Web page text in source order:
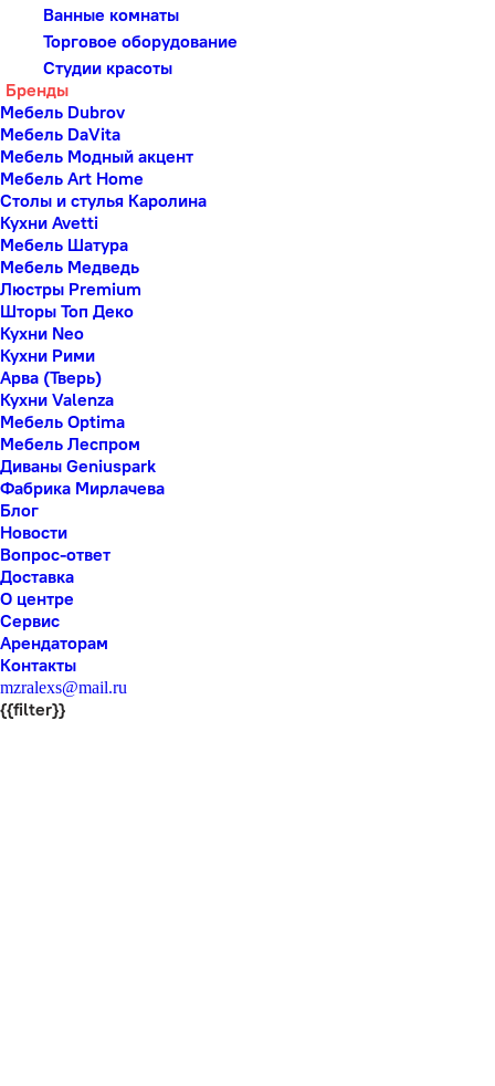
Ванные комнаты
Торговое оборудование
Студии красоты
Бренды
Мебель Dubrov
Мебель DaVita
Мебель Модный акцент
Мебель Art Home
Столы и стулья Каролина
Кухни Avetti
Мебель Шатура
Мебель Медведь
Люстры Premium
Шторы Топ Деко
Кухни Neo
Кухни Рими
Арва (Тверь)
Кухни Valenza
Мебель Optima
Мебель Леспром
Диваны Geniuspark
Фабрика Мирлачева
Блог
Новости
Вопрос-ответ
Доставка
О центре
Сервис
Арендаторам
Контакты
mzralexs@mail.ru
{{filter}}